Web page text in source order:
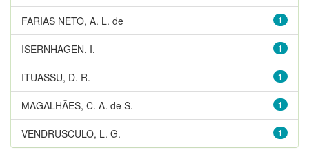
1
FARIAS NETO, A. L. de
1
ISERNHAGEN, I.
1
ITUASSU, D. R.
1
MAGALHÃES, C. A. de S.
1
VENDRUSCULO, L. G.